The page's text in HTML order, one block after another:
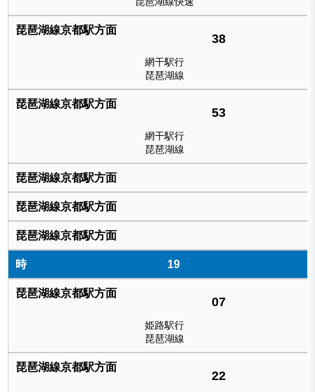
38
網干駅行
琵琶湖線
53
網干駅行
琵琶湖線
19
07
姫路駅行
琵琶湖線
22